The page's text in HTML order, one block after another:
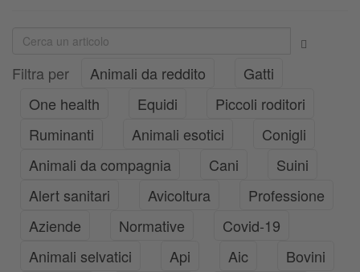
Filtra per Animali da reddito
Gatti
One health
Equidi
Piccoli roditori
Ruminanti
Animali esotici
Conigli
Animali da compagnia
Cani
Suini
Alert sanitari
Avicoltura
Professione
Aziende
Normative
Covid-19
Animali selvatici
Api Aic
Bovini